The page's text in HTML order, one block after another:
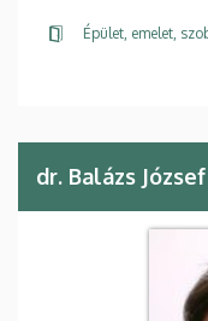
Épület, emelet,
dr. Balázs József